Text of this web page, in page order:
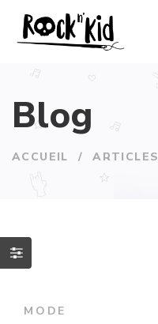
Blog
ACCUEIL / ARTICLES
MODE